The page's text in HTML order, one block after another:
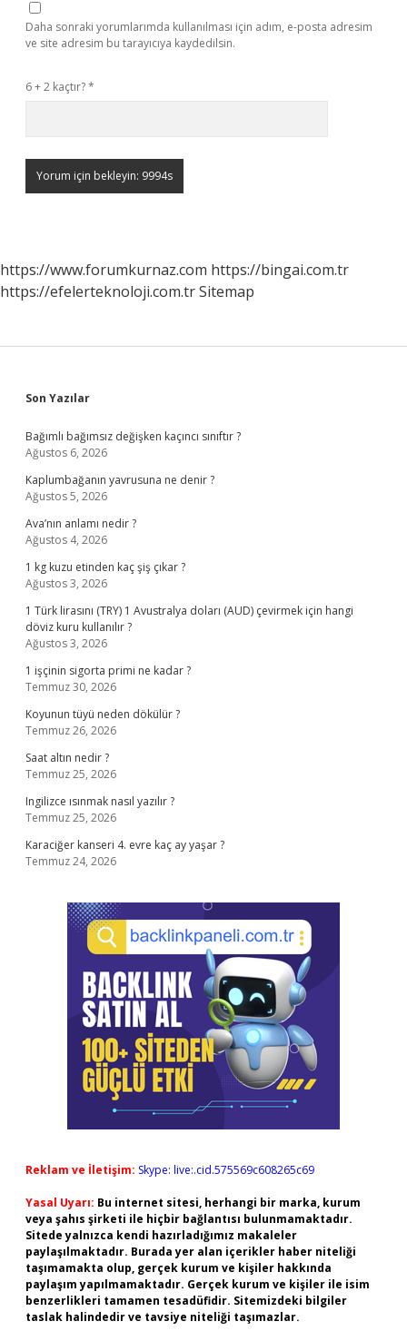
Daha sonraki yorumlarımda kullanılması için adım, e-posta adresim
ve site adresim bu tarayıcıya kaydedilsin.
6 + 2 kaçtır?*
https://www.forumkurnaz.com https://bingai.com.tr
https://efelerteknoloji.com.trSitemap
Sidebar
Son Yazılar
Bağımlı bağımsız değişken kaçıncı sınıftır ?
Ağustos 6, 2026
Kaplumbağanın yavrusuna ne denir ?
Ağustos 5, 2026
Ava’nın anlamı nedir ?
Ağustos 4, 2026
1 kg kuzu etinden kaç şiş çıkar ?
Ağustos 3, 2026
1 Türk lirasını (TRY) 1 Avustralya doları (AUD) çevirmek için hangi
döviz kuru kullanılır ?
Ağustos 3, 2026
1 işçinin sigorta primi ne kadar ?
Temmuz 30, 2026
Koyunun tüyü neden dökülür ?
Temmuz 26, 2026
Saat altın nedir ?
Temmuz 25, 2026
Ingilizce ısınmak nasıl yazılır ?
Temmuz 25, 2026
Karaciğer kanseri 4. evre kaç ay yaşar ?
Temmuz 24, 2026
Reklam ve İletişim: Skype: live:.cid.575569c608265c69
Yasal Uyarı: Bu internet sitesi, herhangi bir marka, kurum
veya şahıs şirketi ile hiçbir bağlantısı bulunmamaktadır.
Sitede yalnızca kendi hazırladığımız makaleler
paylaşılmaktadır. Burada yer alan içerikler haber niteliği
taşımamakta olup, gerçek kurum ve kişiler hakkında
paylaşım yapılmamaktadır. Gerçek kurum ve kişiler ile isim
benzerlikleri tamamen tesadüfidir. Sitemizdeki bilgiler
taslak halindedir ve tavsiye niteliği taşımazlar.